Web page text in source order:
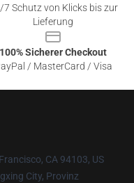
7 Schutz von Klicks bis zur
Lieferung
100% Sicherer Checkout
/ MasterCard / Visa
CA 94103, US
City, Provinz